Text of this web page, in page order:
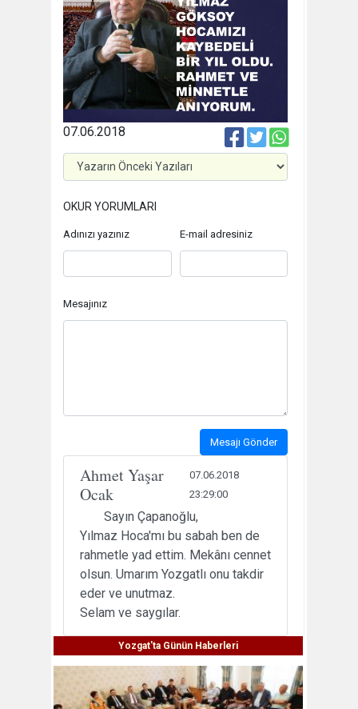
07.06.2018
OKUR YORUMLARI
Adınızı yazınız E-mail adresiniz
Mesajınız
Mesajı Gönder
Ahmet Yaşar
Ocak
07.06.2018
23:29:00
Sayın Çapanoğlu,
Yılmaz Hoca'mı bu sabah ben de
rahmetle yad ettim. Mekânı cennet
olsun. Umarım Yozgatlı onu takdir
eder ve unutmaz.
Selam ve saygılar.
Yozgat'ta Günün Haberleri